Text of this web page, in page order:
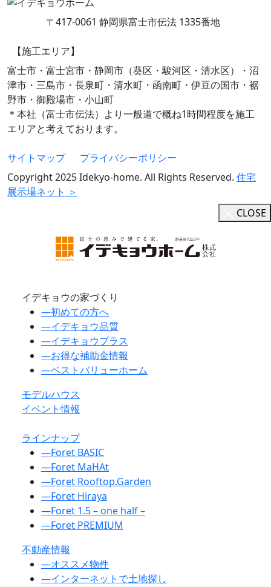
〒417-0061 静岡県富士市伝法 1335番地
【施工エリア】
富士市・富士宮市・静岡市（葵区・駿河区・清水区）・沼
津市・三島市・長泉町・清水町・函南町・伊豆の国市・裾
野市・御殿場市・小山町
＊本社（富士市伝法）より一般道で概ね1時間程度を施工
エリアと考えております。
サイトマップ
プライバシーポリシー
Copyright 2025 Idekyo-home. All Rights Reserved. 住宅
展示場ネット ＞
CLOSE
イデキョウの家づくり
―初めての方へ
―イデキョウ品質
―イデキョウプラス
―お得な補助金情報
―ベストバリューホーム
モデルハウス
イベント情報
ラインナップ
―Foret BASIC
―Foret MaHAt
―Foret Rooftop.Garden
―Foret Hiraya
―Foret 1.5 – one half –
―Foret PREMIUM
不動産情報
―オススメ物件
―インターネットで土地探し